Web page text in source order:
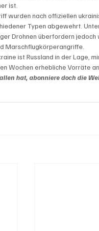
ist.
wurden nach offiziellen
Typen abgewehrt.
Drohnen überfordern
Marschflugkörperangriffe.
ist Russland in der Lage,
Wochen erhebliche Vorräte
hat, abonniere doch die